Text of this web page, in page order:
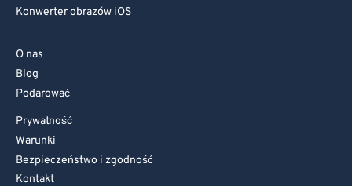
Konwerter obrazów iOS
O nas
Blog
Podarować
Prywatność
Warunki
Bezpieczeństwo i zgodność
Kontakt